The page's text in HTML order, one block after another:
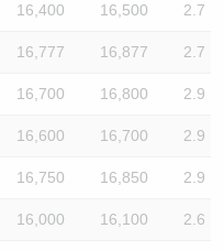
16,400 16,500 2.7
16,777 16,877 2.7
16,700 16,800 2.9
16,600 16,700 2.9
16,750 16,850 2.9
16,000 16,100 2.6